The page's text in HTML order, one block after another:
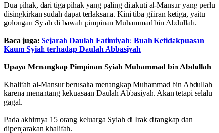
Dua pihak, dari tiga pihak yang paling ditakuti al-Mansur yang perlu
disingkirkan sudah dapat terlaksana. Kini tiba giliran ketiga, yaitu
golongan Syiah di bawah pimpinan Muhammad bin Abdullah.
Baca juga: Sejarah Daulah Fatimiyah: Buah Ketidakpuasan
Kaum Syiah terhadap Daulah Abbasiyah
Upaya Menangkap Pimpinan Syiah Muhammad bin Abdullah
Khalifah al-Mansur berusaha menangkap Muhammad bin Abdullah
karena menantang kekuasaan Daulah Abbasiyah. Akan tetapi selalu
gagal.
Pada akhirnya 15 orang keluarga Syiah di Irak ditangkap dan
dipenjarakan khalifah.